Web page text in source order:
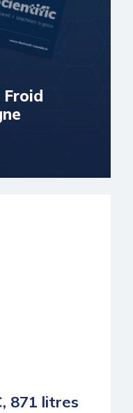
Froid
871 litres